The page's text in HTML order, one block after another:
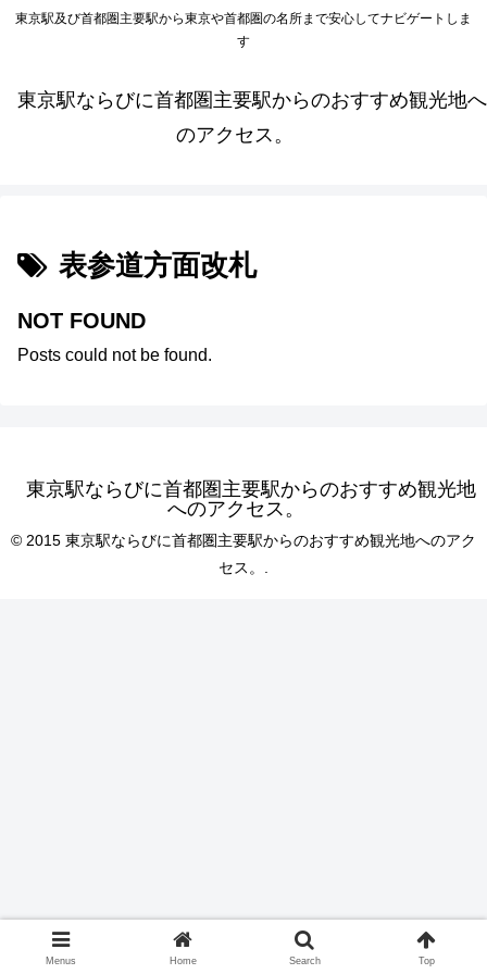
東京駅及び首都圏主要駅から東京や首都圏の名所まで安心してナビゲートしま
す
東京駅ならびに首都圏主要駅からのおすすめ観光地へ
のアクセス。
表参道方面改札
NOT FOUND
Posts could not be found.
東京駅ならびに首都圏主要駅からのおすすめ観光地
へのアクセス。
© 2015 東京駅ならびに首都圏主要駅からのおすすめ観光地へのアク
セス。.
Menus Home Search Top